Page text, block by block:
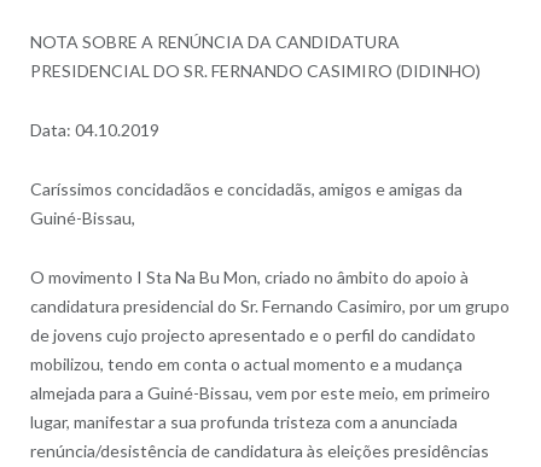
NOTA SOBRE A RENÚNCIA DA CANDIDATURA
PRESIDENCIAL DO SR. FERNANDO CASIMIRO (DIDINHO)
Data: 04.10.2019
Caríssimos concidadãos e concidadãs, amigos e amigas da
Guiné-Bissau,
O movimento I Sta Na Bu Mon, criado no âmbito do apoio à
candidatura presidencial do Sr. Fernando Casimiro, por um grupo
de jovens cujo projecto apresentado e o perfil do candidato
mobilizou, tendo em conta o actual momento e a mudança
almejada para a Guiné-Bissau, vem por este meio, em primeiro
lugar, manifestar a sua profunda tristeza com a anunciada
renúncia/desistência de candidatura às eleições presidências